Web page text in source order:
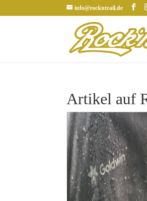
info@rockntrail.de
Artikel auf